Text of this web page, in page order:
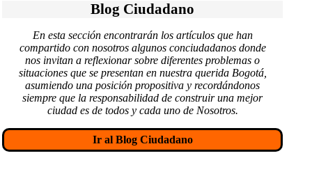
Blog Ciudadano
En esta sección encontrarán los artículos que han
compartido con nosotros algunos conciudadanos donde
nos invitan a reflexionar sobre diferentes problemas o
situaciones que se presentan en nuestra querida Bogotá,
asumiendo una posición propositiva y recordándonos
siempre que la responsabilidad de construir una mejor
ciudad es de todos y cada uno de Nosotros.
Ir al Blog Ciudadano